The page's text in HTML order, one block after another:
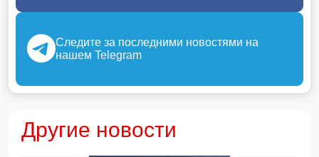
Следите за последними новостями на
нашем Telegram
Другие новости